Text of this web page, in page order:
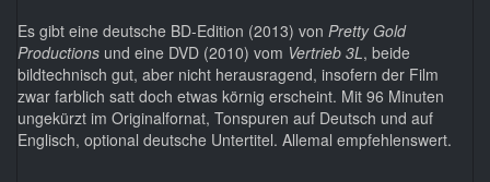
Es gibt eine deutsche BD-Edition (2013) von Pretty Gold
Productions und eine DVD (2010) vom Vertrieb 3L, beide
bildtechnisch gut, aber nicht herausragend, insofern der Film
zwar farblich satt doch etwas körnig erscheint. Mit 96 Minuten
ungekürzt im Originalfornat, Tonspuren auf Deutsch und auf
Englisch, optional deutsche Untertitel. Allemal empfehlenswert.